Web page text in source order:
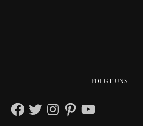
FOLGT UNS
FacebookTwitterInstagramPinterestYouTube